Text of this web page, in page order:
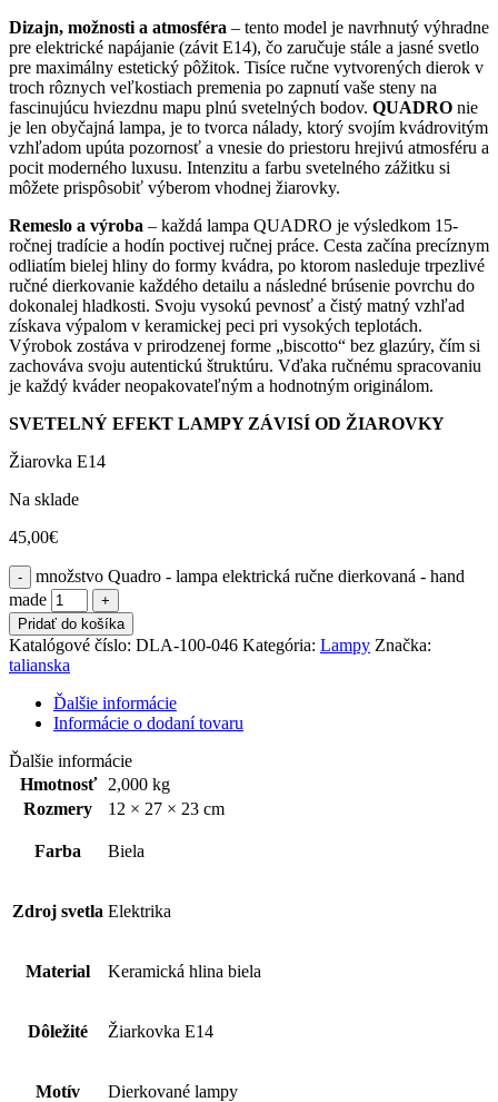
Dizajn, možnosti a atmosféra – tento model je navrhnutý výhradne
pre elektrické napájanie (závit E14), čo zaručuje stále a jasné svetlo
pre maximálny estetický pôžitok. Tisíce ručne vytvorených dierok v
troch rôznych veľkostiach premenia po zapnutí vaše steny na
fascinujúcu hviezdnu mapu plnú svetelných bodov. QUADRO nie
je len obyčajná lampa, je to tvorca nálady, ktorý svojím kvádrovitým
vzhľadom upúta pozornosť a vnesie do priestoru hrejivú atmosféru a
pocit moderného luxusu. Intenzitu a farbu svetelného zážitku si
môžete prispôsobiť výberom vhodnej žiarovky.
Remeslo a výroba – každá lampa QUADRO je výsledkom 15-
ročnej tradície a hodín poctivej ručnej práce. Cesta začína precíznym
odliatím bielej hliny do formy kvádra, po ktorom nasleduje trpezlivé
ručné dierkovanie každého detailu a následné brúsenie povrchu do
dokonalej hladkosti. Svoju vysokú pevnosť a čistý matný vzhľad
získava výpalom v keramickej peci pri vysokých teplotách.
Výrobok zostáva v prirodzenej forme „biscotto“ bez glazúry, čím si
zachováva svoju autentickú štruktúru. Vďaka ručnému spracovaniu
je každý kváder neopakovateľným a hodnotným originálom.
SVETELNÝ EFEKT LAMPY ZÁVISÍ OD ŽIAROVKY
Žiarovka E14
Na sklade
45,00€
množstvo Quadro - lampa elektrická ručne dierkovaná - hand
made
Pridať do košíka
Katalógové číslo: DLA-100-046 Kategória: Lampy Značka:
talianska
Ďalšie informácie
Informácie o dodaní tovaru
Ďalšie informácie
Hmotnosť
2,000 kg
Rozmery
12 × 27 × 23 cm
Farba Biela
Zdroj svetla Elektrika
Material Keramická hlina biela
Dôležité Žiarkovka E14
Motív Dierkované lampy